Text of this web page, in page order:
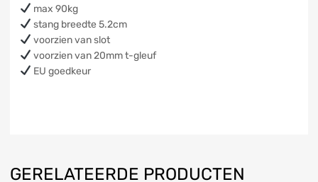
max 90kg
stang breedte 5.2cm
voorzien van slot
voorzien van 20mm t-gleuf
EU goedkeur
GERELATEERDE PRODUCTEN